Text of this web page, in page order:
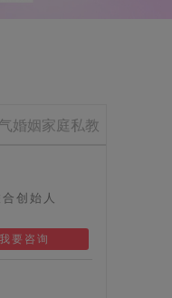
婚姻家庭私教
创始人
我要咨询